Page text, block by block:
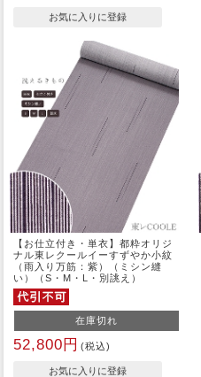
【お仕立付き・単衣】都粋オリジ
ナル東レクールイーすずやか小紋
（雨入り万筋：紫）（ミシン縫
い）（S・M・L・別誂え）
在庫切れ
52,800円 (税込)